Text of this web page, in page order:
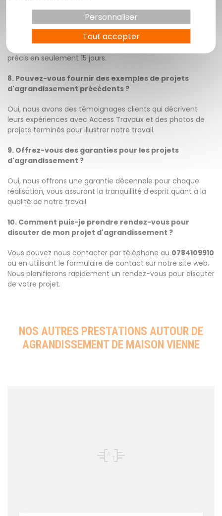
Contactez-nous, et nous planifierons une visite pour
évaluer votre projet. Vous recevrez un devis complet et
précis en seulement 15 jours.
8. Pouvez-vous fournir des exemples de projets
d'agrandissement précédents ?
Oui, nous avons des témoignages clients qui décrivent
leurs expériences avec Access Travaux et des photos de
projets terminés pour illustrer notre travail.
9. Offrez-vous des garanties pour les projets
d'agrandissement ?
Oui, nous offrons une garantie décennale pour chaque
réalisation, vous assurant la tranquillité d'esprit quant à la
qualité de notre travail.
10. Comment puis-je prendre rendez-vous pour
discuter de mon projet d'agrandissement ?
Vous pouvez nous contacter par téléphone au 0784109910
ou en utilisant le formulaire de contact sur notre site web.
Nous planifierons rapidement un rendez-vous pour discuter
de votre projet.
NOS AUTRES PRESTATIONS AUTOUR DE
AGRANDISSEMENT DE MAISON VIENNE
Tout accepter
Personnaliser